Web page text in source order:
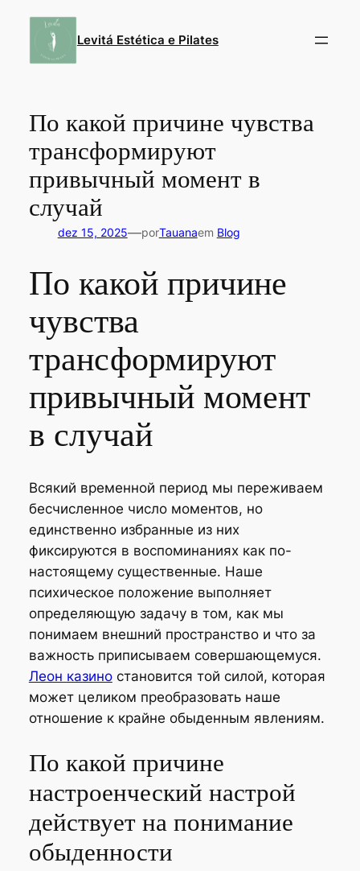
Levitá Estética e Pilates
По какой причине чувства
трансформируют
привычный момент в
случай
dez 15, 2025—porTauanaem Blog
По какой причине
чувства
трансформируют
привычный момент
в случай
Всякий временной период мы переживаем
бесчисленное число моментов, но
единственно избранные из них
фиксируются в воспоминаниях как по-
настоящему существенные. Наше
психическое положение выполняет
определяющую задачу в том, как мы
понимаем внешний пространство и что за
важность приписываем совершающемуся.
Леон казиностановится той силой, которая
может целиком преобразовать наше
отношение к крайне обыденным явлениям.
По какой причине
настроенческий настрой
действует на понимание
обыденности